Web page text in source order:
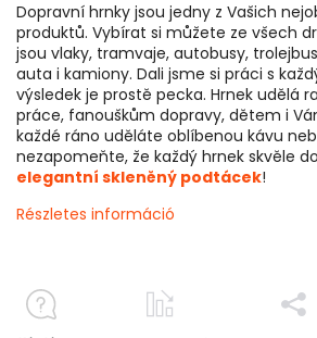
Dopravní hrnky jsou jedny z Vašich
produktů. Vybírat si můžete ze všech
jsou vlaky, tramvaje, autobusy,
auta i kamiony. Dali jsme si práci s
výsledek je prostě pecka. Hrnek udělá
práce, fanouškům dopravy, dětem i
každé ráno uděláte oblíbenou kávu
nezapomeňte, že každý hrnek skvěle
elegantní skleněný podtácek!
Részletes információ